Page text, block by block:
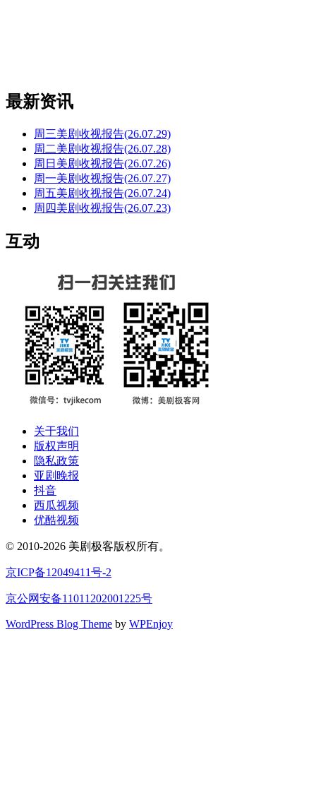
最新资讯
周三美剧收视报告(26.07.29)
周二美剧收视报告(26.07.28)
周日美剧收视报告(26.07.26)
周一美剧收视报告(26.07.27)
周五美剧收视报告(26.07.24)
周四美剧收视报告(26.07.23)
互动
关于我们
版权声明
隐私政策
亚剧晚报
抖音
西瓜视频
优酷视频
© 2010-2026 美剧极客版权所有。
京ICP备12049411号-2
京公网安备11011202001225号
WordPress Blog Theme by WPEnjoy